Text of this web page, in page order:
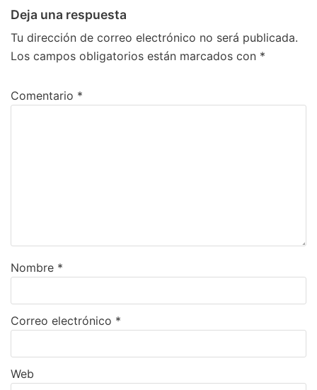
Deja una respuesta
Tu dirección de correo electrónico no será publicada.
Los campos obligatorios están marcados con *
Comentario *
Nombre *
Correo electrónico *
Web